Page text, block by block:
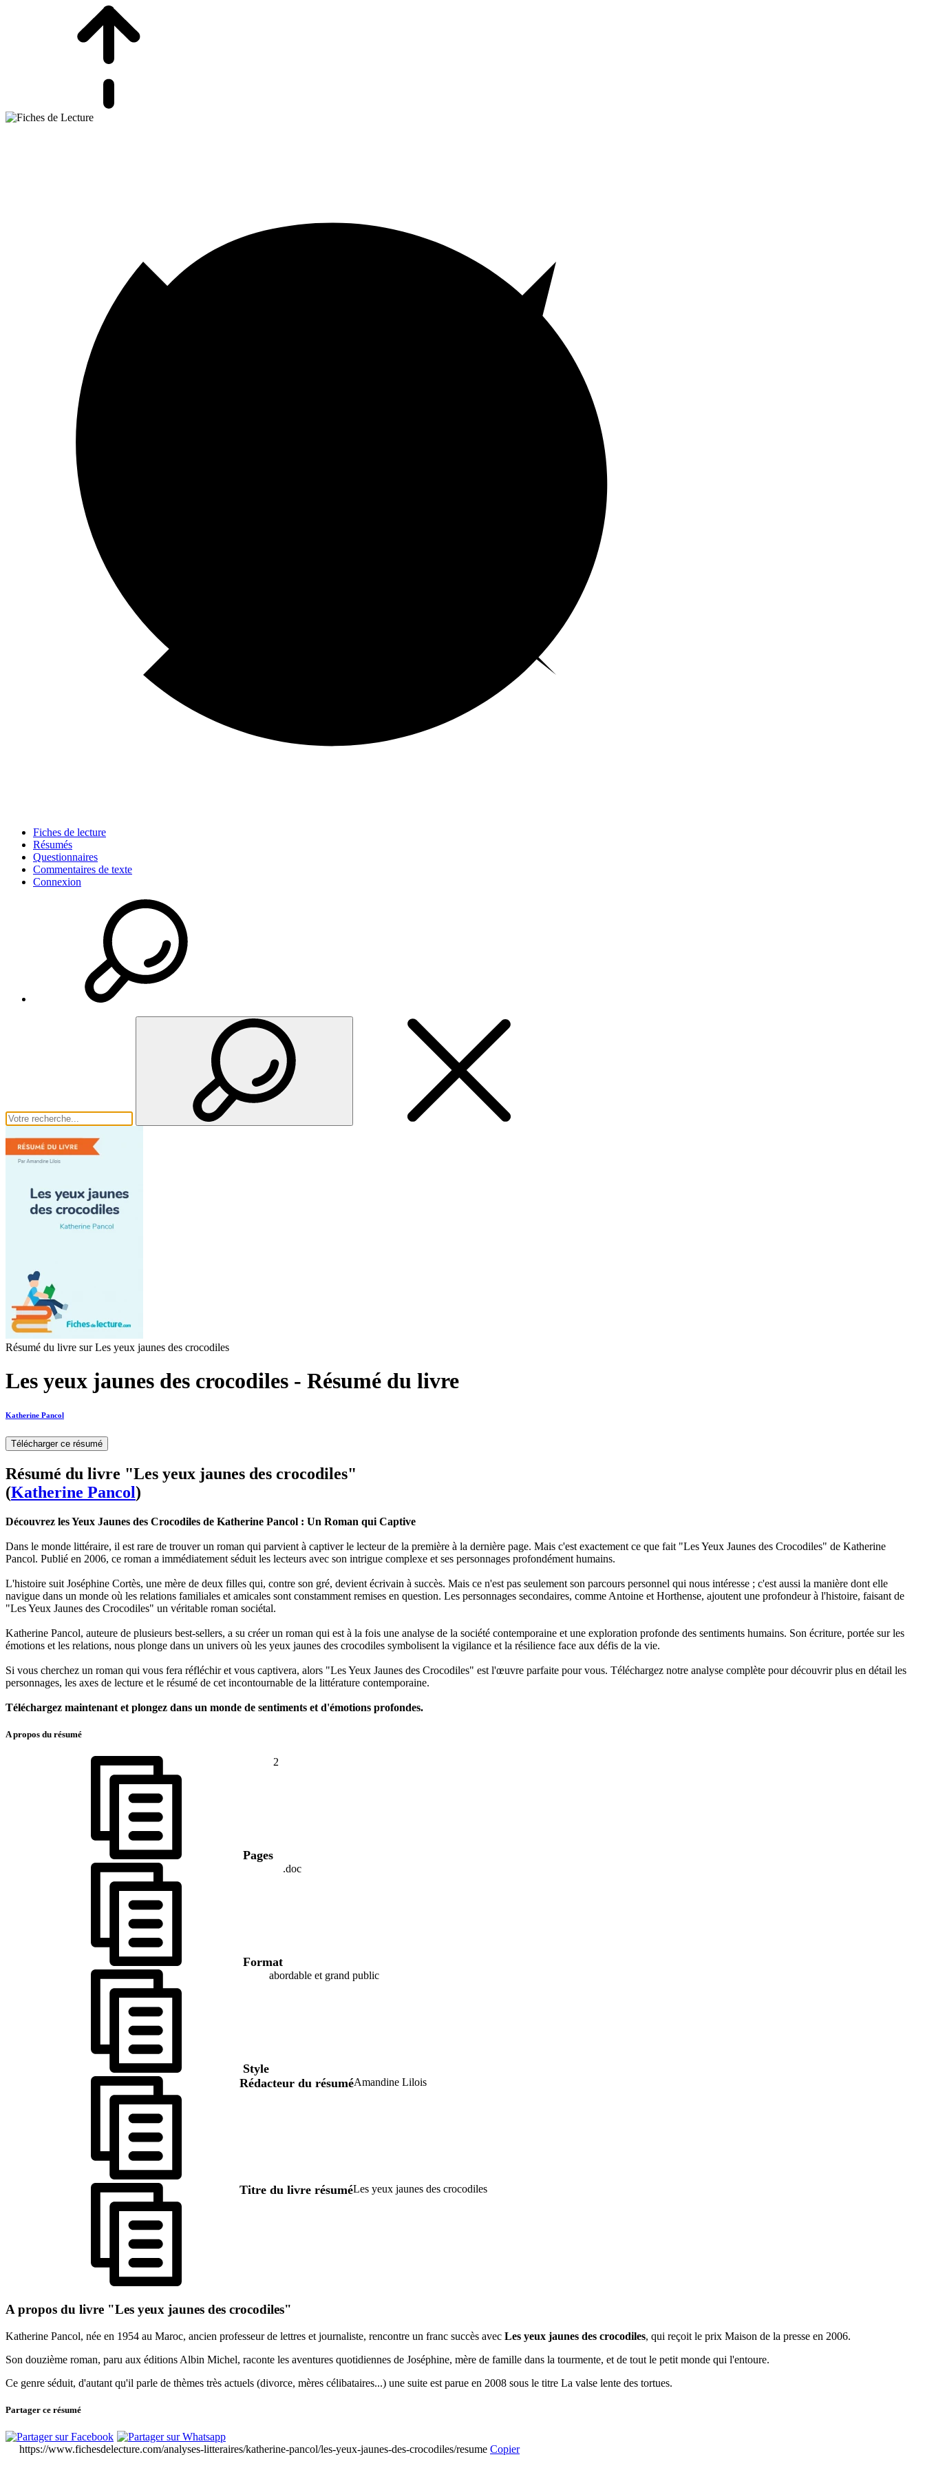
Fiches de lecture
Résumés
Questionnaires
Commentaires de texte
Connexion
Résumé du livre sur Les yeux jaunes des crocodiles
Les yeux jaunes des crocodiles - Résumé du livre
Katherine Pancol
Télécharger ce résumé
Résumé du livre "Les yeux jaunes des crocodiles"
(Katherine Pancol)
Découvrez les Yeux Jaunes des Crocodiles de Katherine Pancol : Un Roman qui Captive
Dans le monde littéraire, il est rare de trouver un roman qui parvient à captiver le lecteur de la première à la dernière page. Mais c'est exactement ce que fait "Les Yeux Jaunes des Crocodiles" de Katherine
Pancol. Publié en 2006, ce roman a immédiatement séduit les lecteurs avec son intrigue complexe et ses personnages profondément humains.
L'histoire suit Joséphine Cortès, une mère de deux filles qui, contre son gré, devient écrivain à succès. Mais ce n'est pas seulement son parcours personnel qui nous intéresse ; c'est aussi la manière dont elle
navigue dans un monde où les relations familiales et amicales sont constamment remises en question. Les personnages secondaires, comme Antoine et Horthense, ajoutent une profondeur à l'histoire, faisant de
"Les Yeux Jaunes des Crocodiles" un véritable roman sociétal.
Katherine Pancol, auteure de plusieurs best-sellers, a su créer un roman qui est à la fois une analyse de la société contemporaine et une exploration profonde des sentiments humains. Son écriture, portée sur les
émotions et les relations, nous plonge dans un univers où les yeux jaunes des crocodiles symbolisent la vigilance et la résilience face aux défis de la vie.
Si vous cherchez un roman qui vous fera réfléchir et vous captivera, alors "Les Yeux Jaunes des Crocodiles" est l'œuvre parfaite pour vous. Téléchargez notre analyse complète pour découvrir plus en détail les
personnages, les axes de lecture et le résumé de cet incontournable de la littérature contemporaine.
Téléchargez maintenant et plongez dans un monde de sentiments et d'émotions profondes.
A propos du résumé
Pages
2
Format
.doc
Style
abordable et grand public
Rédacteur du résuméAmandine Lilois
Titre du livre résuméLes yeux jaunes des crocodiles
A propos du livre "Les yeux jaunes des crocodiles"
Katherine Pancol, née en 1954 au Maroc, ancien professeur de lettres et journaliste, rencontre un franc succès avec Les yeux jaunes des crocodiles, qui reçoit le prix Maison de la presse en 2006.
Son douzième roman, paru aux éditions Albin Michel, raconte les aventures quotidiennes de Joséphine, mère de famille dans la tourmente, et de tout le petit monde qui l'entoure.
Ce genre séduit, d'autant qu'il parle de thèmes très actuels (divorce, mères célibataires...) une suite est parue en 2008 sous le titre La valse lente des tortues.
Partager ce résumé
https://www.fichesdelecture.com/analyses-litteraires/katherine-pancol/les-yeux-jaunes-des-crocodiles/resume Copier